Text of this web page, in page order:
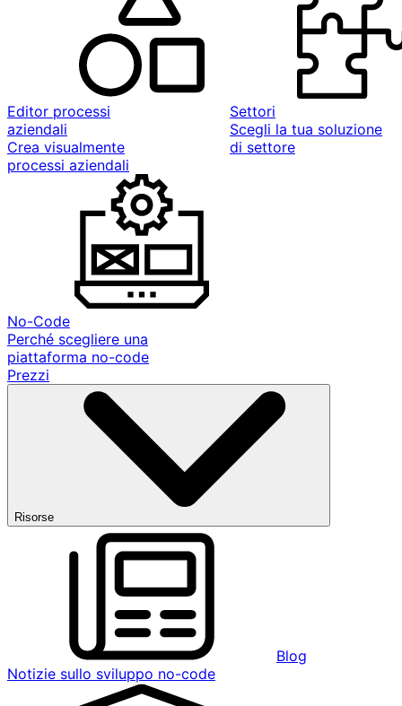
Editor processi
aziendali
Crea visualmente
processi aziendali
Settori
Scegli la tua soluzione
di settore
No-Code
Perché scegliere una
piattaforma no-code
Prezzi
Risorse
Blog
Notizie sullo sviluppo no-code